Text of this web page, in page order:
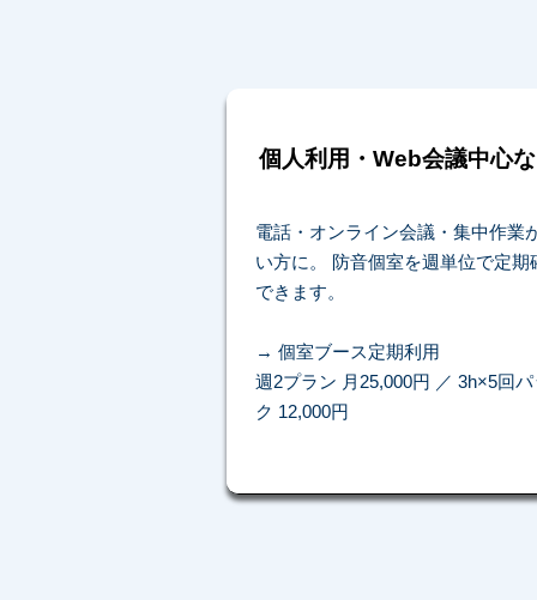
個人利用・Web会議中心
電話・オンライン会議・集中作業
い方に。 防音個室を週単位で定期
できます。
→ 個室ブース定期利用
週2プラン 月25,000円 ／ 3h×5回パ
ク 12,000円